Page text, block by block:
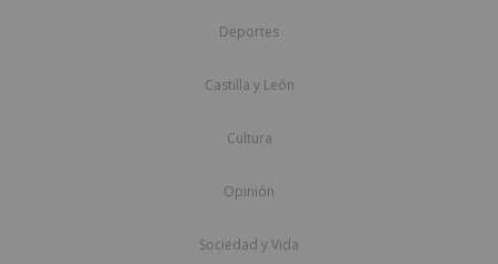
Deportes
Castilla y León
Cultura
Opinión
Sociedad y Vida